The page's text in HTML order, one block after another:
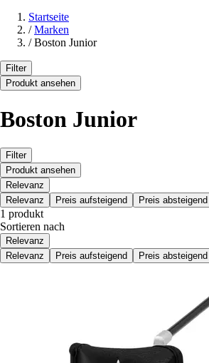
Startseite
/ Marken
/ Boston Junior
Filter
Produkt ansehen
Boston Junior
Filter
Produkt ansehen
Relevanz
Relevanz
Preis aufsteigend Preis absteigend
1 produkt
Sortieren nach
Relevanz
Relevanz
Preis aufsteigend Preis absteigend